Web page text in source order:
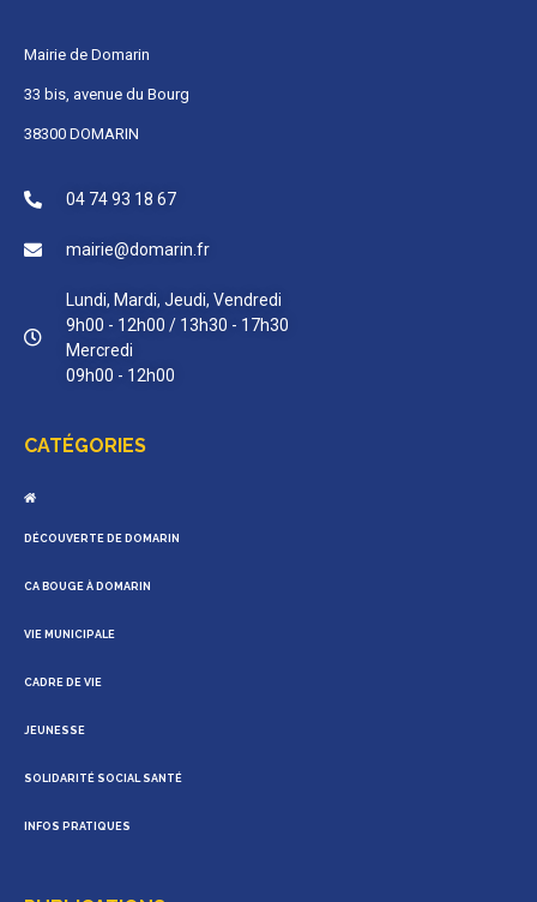
Mairie de Domarin
33 bis, avenue du Bourg
38300 DOMARIN
04 74 93 18 67
mairie@domarin.fr
Lundi, Mardi, Jeudi, Vendredi
9h00 - 12h00 / 13h30 - 17h30
Mercredi
09h00 - 12h00
CATÉGORIES
DÉCOUVERTE DE DOMARIN
CA BOUGE À DOMARIN
VIE MUNICIPALE
CADRE DE VIE
JEUNESSE
SOLIDARITÉ SOCIAL SANTÉ
INFOS PRATIQUES